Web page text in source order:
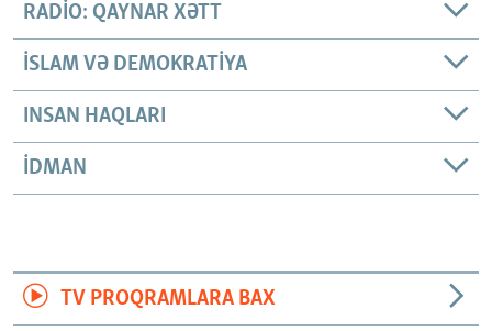
RADIO: QAYNAR XƏTT
İSLAM VƏ DEMOKRATIYA
INSAN HAQLARI
İDMAN
TV PROQRAMLARA BAX